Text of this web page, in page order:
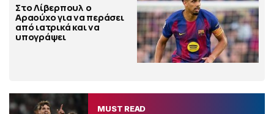
Στο Λίβερπουλ ο
Αραούχο για να περάσει
από ιατρικά και να
υπογράψει
MUST READ